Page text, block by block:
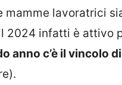
mamme lavoratrici
2024 infatti è attivo
anno c’è il vincolo